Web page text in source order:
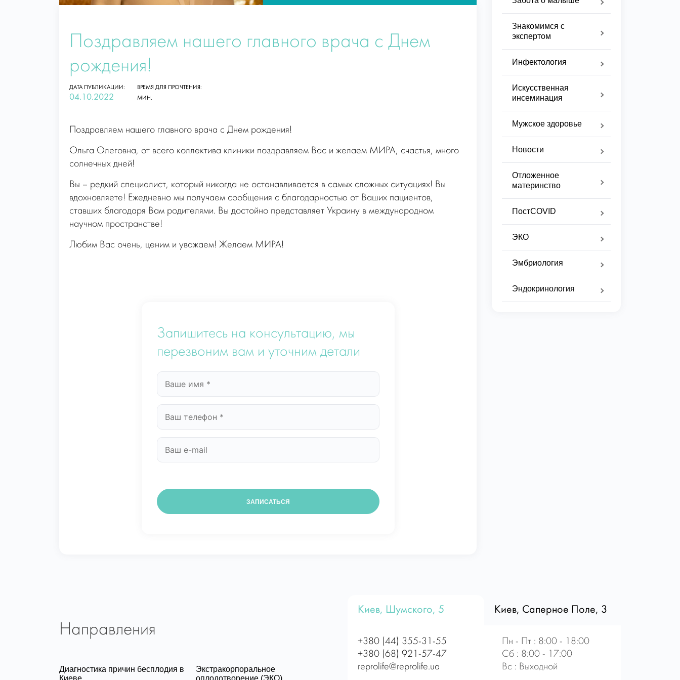
Поздравляем нашего главного врача с Днем
рождения!
ДАТА ПУБЛИКАЦИИ:
04.10.2022
ВРЕМЯ ДЛЯ ПРОЧТЕНИЯ:
МИН.
Поздравляем нашего главного врача с Днем рождения!
Ольга Олеговна, от всего коллектива клиники поздравляем Вас и желаем МИРА, счастья, много
солнечных дней!
Вы – редкий специалист, который никогда не останавливается в самых сложных ситуациях! Вы
вдохновляете! Ежедневно мы получаем сообщения с благодарностью от Ваших пациентов,
ставших благодаря Вам родителями. Вы достойно представляет Украину в международном
научном пространстве!
Любим Вас очень, ценим и уважаем! Желаем МИРА!
Запишитесь на консультацию, мы
перезвоним вам и уточним детали
Знакомимся с
экспертом
Инфектология
Искусственная
инсеминация
Мужское здоровье
Новости
Отложенное
материнство
ПостCOVID
ЭКО
Эмбриология
Эндокринология
Направления
Диагностика причин бесплодия в
Киеве
Экстракорпоральное
оплодотворение (ЭКО)
Киев, Шумского, 5 Киев, Саперное Поле, 3
+380 (44) 355-31-55
+380 (68) 921-57-47
reprolife@reprolife.ua
Пн - Пт : 8:00 - 18:00
Сб : 8:00 - 17:00
Вс : Выходной